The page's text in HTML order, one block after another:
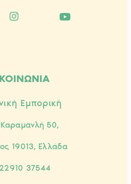
Εμπορική
50,
19013, Ελλάδα
37544